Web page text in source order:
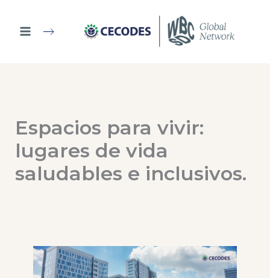
contenido
Espacios para vivir:
lugares de vida
saludables e inclusivos.